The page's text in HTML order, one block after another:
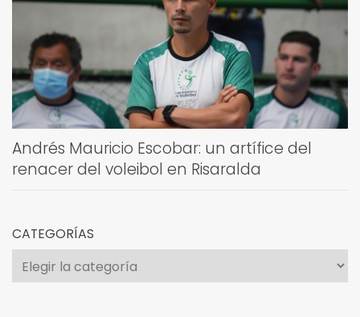
Andrés Mauricio Escobar: un artífice del
renacer del voleibol en Risaralda
CATEGORÍAS
Categorías